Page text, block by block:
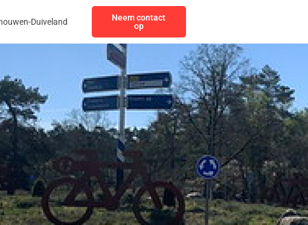
Duiveland
Neem contact
op